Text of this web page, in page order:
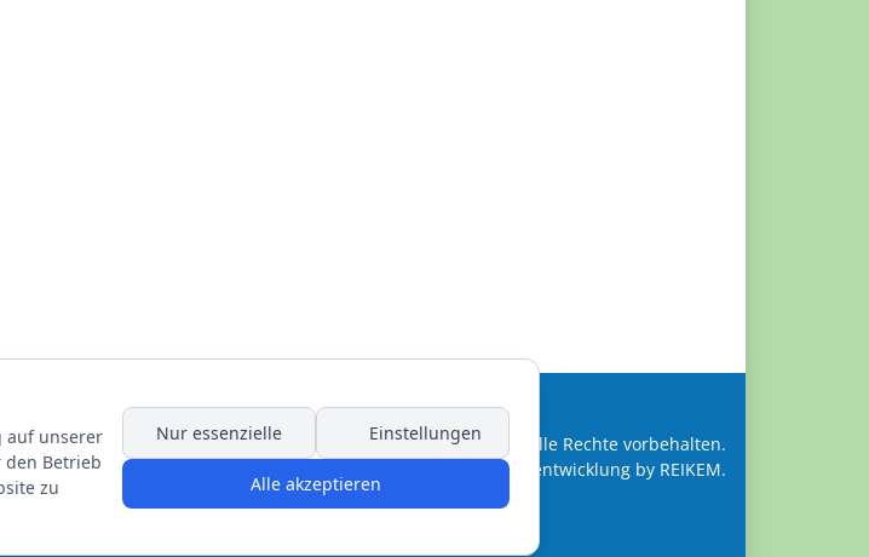
für
© 2026 | Alle Rechte vorbehalten.
Webentwicklung by REIKEM.
auf unserer
den Betrieb
zu
Nur essenzielle Einstellungen
Alle akzeptieren